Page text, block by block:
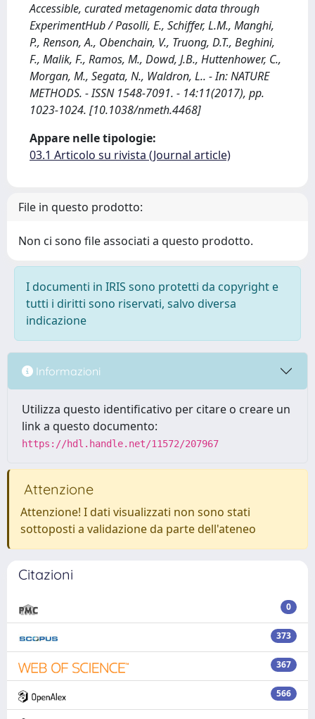
Accessible, curated metagenomic data through
ExperimentHub / Pasolli, E., Schiffer, L.M., Manghi,
P., Renson, A., Obenchain, V., Truong, D.T., Beghini,
F., Malik, F., Ramos, M., Dowd, J.B., Huttenhower, C.,
Morgan, M., Segata, N., Waldron, L.. - In: NATURE
METHODS. - ISSN 1548-7091. - 14:11(2017), pp.
1023-1024. [10.1038/nmeth.4468]
Appare nelle tipologie:
03.1 Articolo su rivista (Journal article)
File in questo prodotto:
Non ci sono file associati a questo prodotto.
I documenti in IRIS sono protetti da copyright e
tutti i diritti sono riservati, salvo diversa
indicazione
Informazioni
Utilizza questo identificativo per citare o creare un
link a questo documento:
https://hdl.handle.net/11572/207967
Attenzione
Attenzione! I dati visualizzati non sono stati
sottoposti a validazione da parte dell'ateneo
Citazioni
0
373
367
566